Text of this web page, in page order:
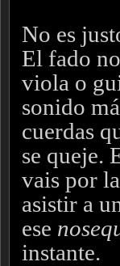
No es
El fado
viola o
sonido
cuerdas
se queje.
vais por
asistir a
ese
instante.